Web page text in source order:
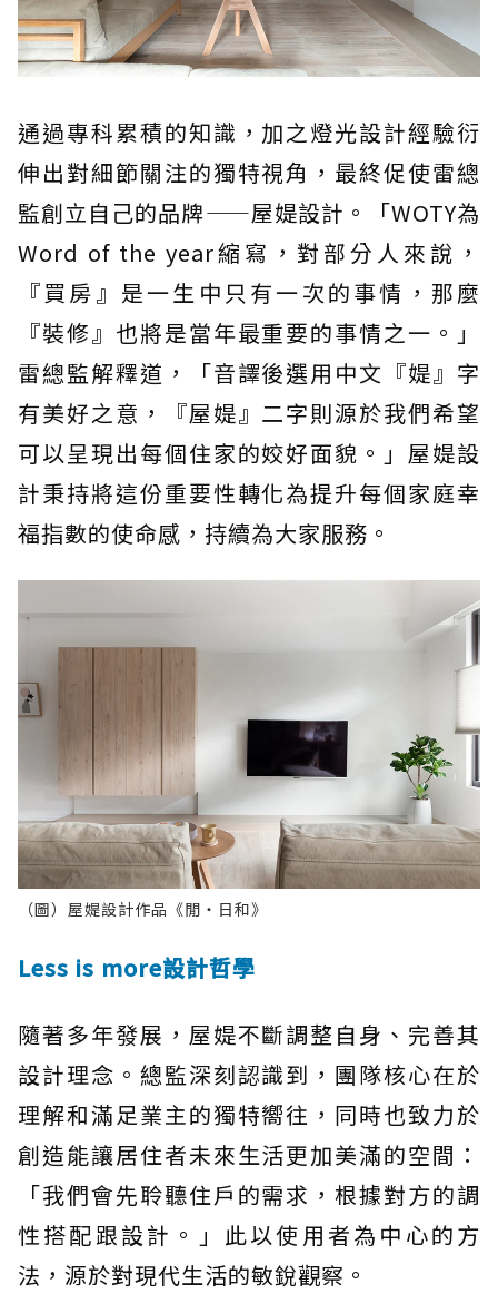
通過專科累積的知識，加之燈光設計經驗衍
伸出對細節關注的獨特視角，最終促使雷總
監創立自己的品牌——屋媞設計。「WOTY為
Word of the year縮寫，對部分人來說，
『買房』是一生中只有一次的事情，那麼
『裝修』也將是當年最重要的事情之一。」
雷總監解釋道，「音譯後選用中文『媞』字
有美好之意，『屋媞』二字則源於我們希望
可以呈現出每個住家的姣好面貌。」屋媞設
計秉持將這份重要性轉化為提升每個家庭幸
福指數的使命感，持續為大家服務。
（圖）屋媞設計作品《閒・日和》
Less is more設計哲學
隨著多年發展，屋媞不斷調整自身、完善其
設計理念。總監深刻認識到，團隊核心在於
理解和滿足業主的獨特嚮往，同時也致力於
創造能讓居住者未來生活更加美滿的空間：
「我們會先聆聽住戶的需求，根據對方的調
性搭配跟設計。」此以使用者為中心的方
法，源於對現代生活的敏銳觀察。